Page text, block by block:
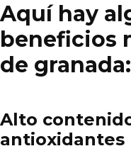
Aquí hay
beneficios
de granada:
Alto
antioxidantes